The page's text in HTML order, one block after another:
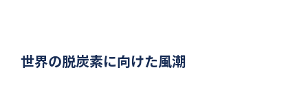
世界の脱炭素に向けた風潮